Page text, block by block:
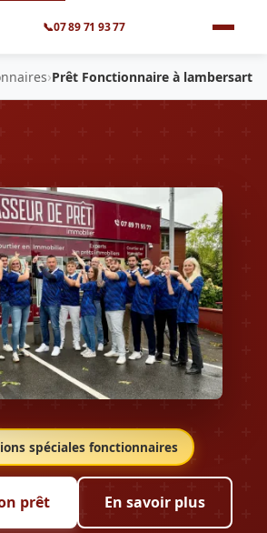
📞07 89 71 93 77
›Prêt Fonctionnaire à lambersart
spéciales fonctionnaires
prêt En savoir plus